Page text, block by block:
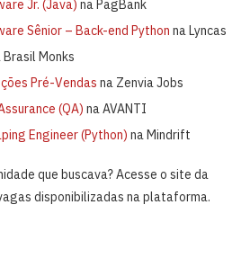
Jr. (Java) na PagBank
Sênior – Back-end Python na Lyncas
Brasil Monks
Pré-Vendas na Zenvia Jobs
(QA) na AVANTI
Engineer (Python) na Mindrift
que buscava? Acesse o site da
disponibilizadas na plataforma.